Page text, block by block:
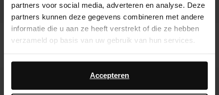
partners voor social media, adverteren en analyse. Deze
partners kunnen deze gegevens combineren met andere
informatie die u aan ze heeft verstrekt of die ze hebben
verzameld op basis van uw gebruik van hun services.
Daarnaast werken wij samen met Google voor
advertentie- en meetdoeleinden. Meer informatie over
hoe Google uw persoonsgegevens gebruikt, vindt u op
Accepteren
115.99 136.99
new